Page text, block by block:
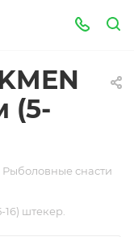
(5-
Рыболовные снасти
16) штекер.